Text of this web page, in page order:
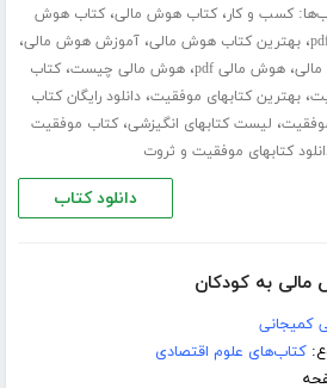
کسب و کار،کتاب هوش مالی،کتاب هوش
،بهترین کتاب هوش مالی،آموزش هوش مالی،
،هوش مالی pdf ،هوش مالی چیست،کتاب
،بهترین کتابهای موفقیت،دانلود رایگان کتاب
، لیست کتابهای انگیزشی،کتاب موفقیت
کتابهای موفقیت و ثروت
دانلود کتاب
به کودکان
کمیجانی
کتاب‌های علوم اقتصادی